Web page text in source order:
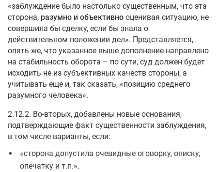
«заблуждение было настолько существенным, что эта
сторона, разумно и объективно оценивая ситуацию, не
совершила бы сделку, если бы знала о
действительном положении дел». Представляется,
опять же, что указанное выше дополнение направлено
на стабильность оборота – по сути, суд должен будет
исходить не из субъективных качеств стороны, а
учитывать еще и, так сказать, «позицию среднего
разумного человека».
2.12.2. Во-вторых, добавлены новые основания,
подтверждающие факт существенности заблуждения,
в том числе варианты, если:
«сторона допустила очевидные оговорку, описку,
опечатку и т.п.».